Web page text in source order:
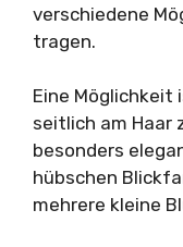
verschiedene
tragen.
Eine Möglichkeit
seitlich am Haar
besonders
hübschen
mehrere kleine